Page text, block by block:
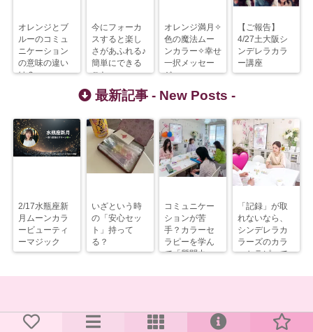
オレンジとブ
ルーのコミュ
ニケーション
の意味の違い
は？
今にフォーカ
スすると楽し
さがあふれる♪
簡単にできる
こと
オレンジ満月✧
色の魔法ムー
ンカラー✧幸せ
一択メッセー
ジ
【ご報告】
4/27土大阪シ
ンデレラカラ
ー講座
最新記事 - New Posts -
2/17水瓶座新
月ムーンカラ
ービューティ
ーマジック
いざという時
の「安心セッ
ト」持って
る？
コミュニケー
ションが苦
手？カラーセ
ラピーを学ん
で「質問力」
し！
「記録」が取
れないなら、
シンデレラカ
ラーズのカラ
ーセラピーで